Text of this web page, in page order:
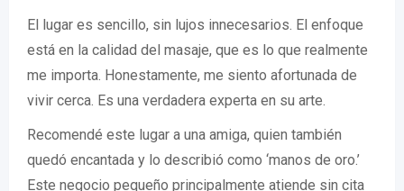
El lugar es sencillo, sin lujos innecesarios. El enfoque
está en la calidad del masaje, que es lo que realmente
me importa. Honestamente, me siento afortunada de
vivir cerca. Es una verdadera experta en su arte.
Recomendé este lugar a una amiga, quien también
quedó encantada y lo describió como ‘manos de oro.’
Este negocio pequeño principalmente atiende sin cita